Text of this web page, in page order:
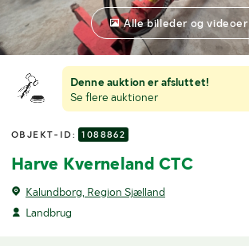
Denne auktion er afsluttet!
Se flere auktioner
OBJEKT-ID: 1088862
Harve Kverneland CTC
Kalundborg, Region Sjælland
Landbrug
Alle billeder og videoer